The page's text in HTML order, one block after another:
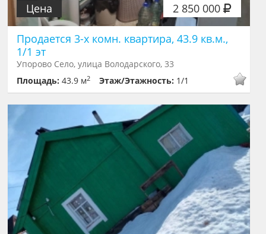
2 850 000
Цена
Продается 3-х комн. квартира, 43.9 кв.м.,
1/1 эт
Упорово Село, улица Володарского, 33
Площадь:43.9 м2 Этаж/Этажность: 1/1